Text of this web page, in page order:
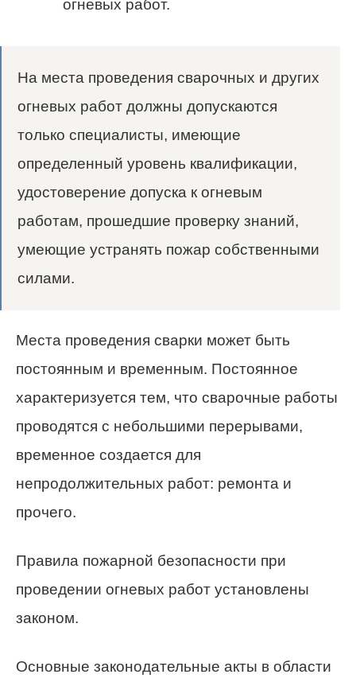
огневых работ.
На места проведения сварочных и других
огневых работ должны допускаются
только специалисты, имеющие
определенный уровень квалификации,
удостоверение допуска к огневым
работам, прошедшие проверку знаний,
умеющие устранять пожар собственными
силами.
Места проведения сварки может быть
постоянным и временным. Постоянное
характеризуется тем, что сварочные работы
проводятся с небольшими перерывами,
временное создается для
непродолжительных работ: ремонта и
прочего.
Правила пожарной безопасности при
проведении огневых работ установлены
законом.
Основные законодательные акты в области